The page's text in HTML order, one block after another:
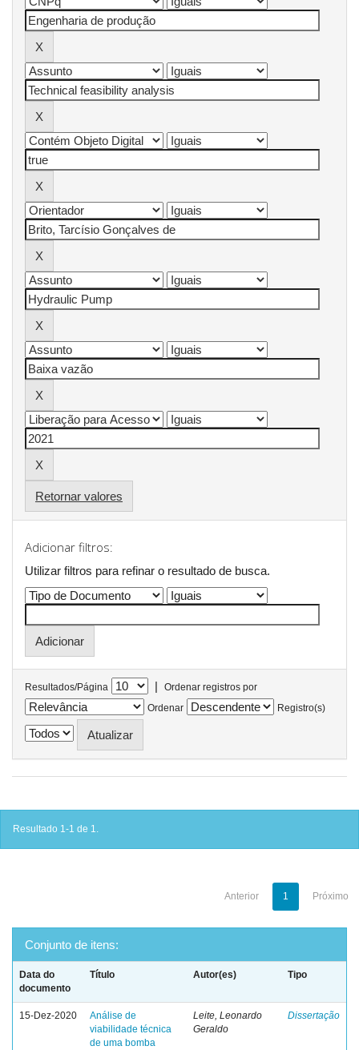
Retornar valores
Adicionar filtros:
Utilizar filtros para refinar o resultado de busca.
Resultados/Página |
Ordenar registros por
Ordenar
Registro(s)
Resultado 1-1 de 1.
Anterior 1 Próximo
Conjunto de itens:
Data do
documento
Título Autor(es) Tipo
15-Dez-2020
Análise de
viabilidade técnica
de uma bomba
Leite, Leonardo
Geraldo
Dissertação